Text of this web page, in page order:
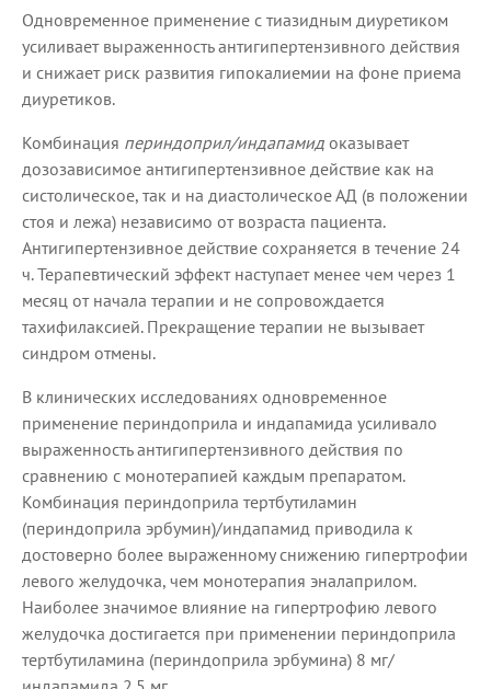
Одновременное применение с тиазидным диуретиком
усиливает выраженность антигипертензивного действия
и снижает риск развития гипокалиемии на фоне приема
диуретиков.
Комбинация периндоприл/индапамид оказывает
дозозависимое антигипертензивное действие как на
систолическое, так и на диастолическое АД (в положении
стоя и лежа) независимо от возраста пациента.
Антигипертензивное действие сохраняется в течение 24
ч. Терапевтический эффект наступает менее чем через 1
месяц от начала терапии и не сопровождается
тахифилаксией. Прекращение терапии не вызывает
синдром отмены.
В клинических исследованиях одновременное
применение периндоприла и индапамида усиливало
выраженность антигипертензивного действия по
сравнению с монотерапией каждым препаратом.
Комбинация периндоприла тертбутиламин
(периндоприла эрбумин)/индапамид приводила к
достоверно более выраженному снижению гипертрофии
левого желудочка, чем монотерапия эналаприлом.
Наиболее значимое влияние на гипертрофию левого
желудочка достигается при применении периндоприла
тертбутиламина (периндоприла эрбумина) 8 мг/